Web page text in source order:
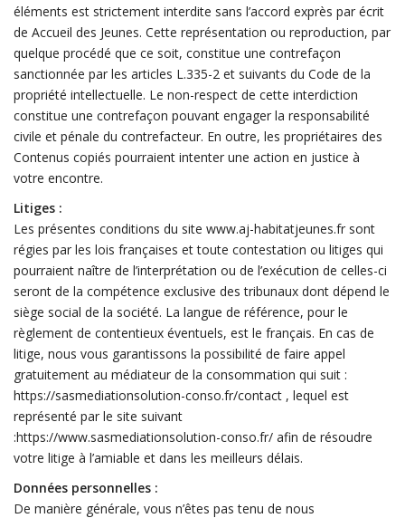
éléments est strictement interdite sans l’accord exprès par écrit
de Accueil des Jeunes. Cette représentation ou reproduction, par
quelque procédé que ce soit, constitue une contrefaçon
sanctionnée par les articles L.335-2 et suivants du Code de la
propriété intellectuelle. Le non-respect de cette interdiction
constitue une contrefaçon pouvant engager la responsabilité
civile et pénale du contrefacteur. En outre, les propriétaires des
Contenus copiés pourraient intenter une action en justice à
votre encontre.
Litiges :
Les présentes conditions du site www.aj-habitatjeunes.fr sont
régies par les lois françaises et toute contestation ou litiges qui
pourraient naître de l’interprétation ou de l’exécution de celles-ci
seront de la compétence exclusive des tribunaux dont dépend le
siège social de la société. La langue de référence, pour le
règlement de contentieux éventuels, est le français. En cas de
litige, nous vous garantissons la possibilité de faire appel
gratuitement au médiateur de la consommation qui suit :
https://sasmediationsolution-conso.fr/contact , lequel est
représenté par le site suivant
:https://www.sasmediationsolution-conso.fr/ afin de résoudre
votre litige à l’amiable et dans les meilleurs délais.
Données personnelles :
De manière générale, vous n’êtes pas tenu de nous